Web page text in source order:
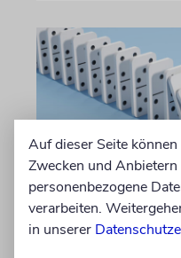
TALMUDISCHES
An die
Auf dieser Seite
Zwecken und
personenbezogene
verarbeiten.
in unserer